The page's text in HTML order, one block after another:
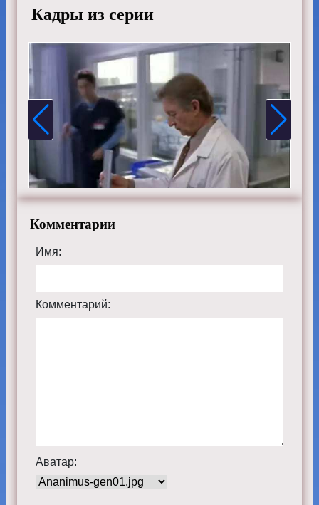
Элиза Коуп, Керри Бише, Михаэль Мосли и Дэвид
Франко.
Смотрите онлайн 2 сезон 3 серию «Клиника»
бесплатно в хорошем HD качестве, на телефоне,
планшете, пк или телевизоре на сайте scrubs-
Кадры из серии
Комментарии
Имя:
Комментарий:
Аватар: